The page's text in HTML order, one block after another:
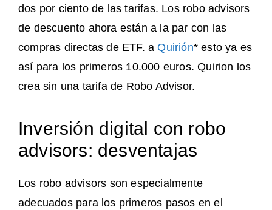
dos por ciento de las tarifas. Los robo advisors
de descuento ahora están a la par con las
compras directas de ETF. aQuirión* esto ya es
así para los primeros 10.000 euros. Quirion los
crea sin una tarifa de Robo Advisor.
Inversión digital con robo
advisors: desventajas
Los robo advisors son especialmente
adecuados para los primeros pasos en el